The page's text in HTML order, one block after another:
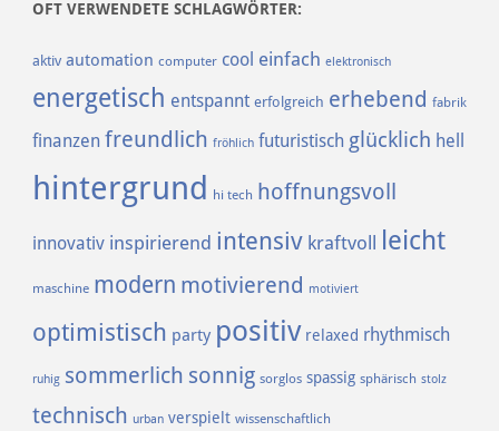
OFT VERWENDETE SCHLAGWÖRTER:
aktiv automation computer cool einfach elektronisch
energetisch entspannt erfolgreich erhebend fabrik
finanzen freundlich fröhlich futuristisch glücklich hell
hintergrund hi tech hoffnungsvoll
innovativ inspirierend intensiv kraftvoll leicht
maschine modern motivierend motiviert
optimistisch party positiv relaxed rhythmisch
ruhig sommerlich sonnig sorglos spassig sphärisch stolz
technisch urban verspielt wissenschaftlich